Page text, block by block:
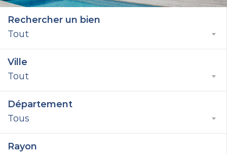
Rechercher un bien
Tout
Ville
Tout
Département
Tous
Rayon